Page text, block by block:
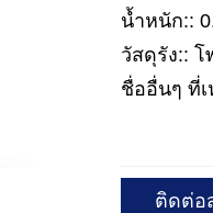
น้ำหนัก::
วัสดุรัง:: โ
ชื่ออื่นๆ ที่
ติดต่อ